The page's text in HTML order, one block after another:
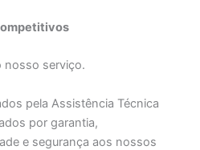
nosso serviço.
pela Assistência Técnica
por garantia,
e segurança aos nossos